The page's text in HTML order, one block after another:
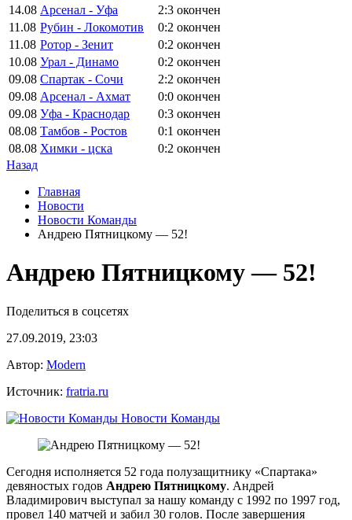
14.08 Арсенал - Уфа 2:3 окончен
11.08 Рубин - Локомотив 0:2 окончен
11.08 Ротор - Зенит 0:2 окончен
10.08 Урал - Динамо 0:2 окончен
09.08 Спартак - Сочи 2:2 окончен
09.08 Арсенал - Ахмат 0:0 окончен
09.08 Уфа - Краснодар 0:3 окончен
08.08 Тамбов - Ростов 0:1 окончен
08.08 Химки - цска 0:2 окончен
Назад
Главная
Новости
Новости Команды
Андрею Пятницкому — 52!
Андрею Пятницкому — 52!
Поделиться в соцсетях
27.09.2019, 23:03
Автор: Modern
Источник: fratria.ru
Новости Команды
Сегодня исполняется 52 года полузащитнику «Спартака»
девяностых годов Андрею Пятницкому. Андрей
Владимирович выступал за нашу команду с 1992 по 1997 год,
провел 140 матчей и забил 30 голов. После завершения